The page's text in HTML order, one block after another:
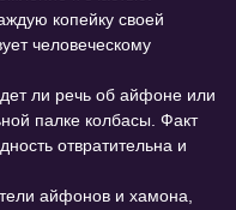
копейку своей
человеческому
ли речь об айфоне или
палке колбасы. Факт
отвратительна и
айфонов и хамона,